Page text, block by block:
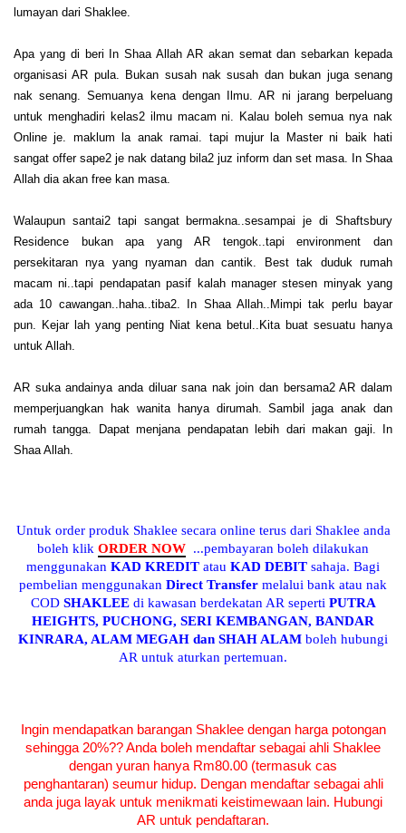
lumayan dari Shaklee.
Apa yang di beri In Shaa Allah AR akan semat dan sebarkan kepada
organisasi AR pula. Bukan susah nak susah dan bukan juga senang
nak senang. Semuanya kena dengan Ilmu. AR ni jarang berpeluang
untuk menghadiri kelas2 ilmu macam ni. Kalau boleh semua nya nak
Online je. maklum la anak ramai. tapi mujur la Master ni baik hati
sangat offer sape2 je nak datang bila2 juz inform dan set masa. In Shaa
Allah dia akan free kan masa.
Walaupun santai2 tapi sangat bermakna..sesampai je di Shaftsbury
Residence bukan apa yang AR tengok..tapi environment dan
persekitaran nya yang nyaman dan cantik. Best tak duduk rumah
macam ni..tapi pendapatan pasif kalah manager stesen minyak yang
ada 10 cawangan..haha..tiba2. In Shaa Allah..Mimpi tak perlu bayar
pun. Kejar lah yang penting Niat kena betul..Kita buat sesuatu hanya
untuk Allah.
AR suka andainya anda diluar sana nak join dan bersama2 AR dalam
memperjuangkan hak wanita hanya dirumah. Sambil jaga anak dan
rumah tangga. Dapat menjana pendapatan lebih dari makan gaji. In
Shaa Allah.
Untuk order produk Shaklee secara online terus dari Shaklee anda
boleh klik ORDER NOW ...pembayaran boleh dilakukan
menggunakan KAD KREDIT atau KAD DEBIT sahaja. Bagi
pembelian menggunakan Direct Transfer melalui bank atau nak
COD SHAKLEEdi kawasan berdekatan AR seperti PUTRA
HEIGHTS, PUCHONG, SERI KEMBANGAN, BANDAR
KINRARA, ALAM MEGAH dan SHAH ALAM boleh hubungi
AR untuk aturkan pertemuan.
Ingin mendapatkan barangan Shaklee dengan harga potongan
sehingga 20%?? Anda boleh mendaftar sebagai ahli Shaklee
dengan yuran hanya Rm80.00 (termasuk cas
penghantaran) seumur hidup. Dengan mendaftar sebagai ahli
anda juga layak untuk menikmati keistimewaan lain. Hubungi
AR untuk pendaftaran.